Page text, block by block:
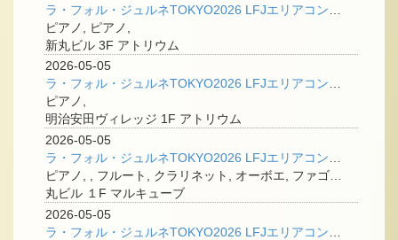
ピアノ, ピアノ,
新丸ビル 3F アトリウム
2026-05-05
ラ・フォル・ジュルネTOKYO2026 LFJエリアコンサート＠丸の内 「ピティナ・ミニコンサート✕Disklavier 奏で、探る ― 未来の響へ 」
ピアノ,
明治安田ヴィレッジ 1F アトリウム
2026-05-05
ラ・フォル・ジュルネTOKYO2026 LFJエリアコンサート＠丸の内 「トゥイレ：ゼクステット 〜 響きあう、知的な愉悦」
ピアノ, , フルート, クラリネット, オーボエ, ファゴット, ホルン,
丸ビル １F マルキューブ
2026-05-05